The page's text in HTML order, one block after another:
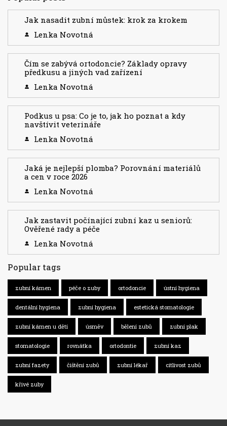
Jak nasadit zubní můstek: krok za krokem
Lenka Novotná
Čím se zabývá ortodoncie? Základy opravy
předkusu a jiných vad zařízení
Lenka Novotná
Podkus u psa: Co je to, jak ho poznat a kdy
navštívit veterináře
Lenka Novotná
Jaká je nejlepší plomba? Porovnání materiálů
a cen v roce 2026
Lenka Novotná
Jak zastavit počínající zubní kaz u seniorů:
Ověřené rady a péče
Lenka Novotná
Popular tags
zubní kámen péče o zuby ortodoncie ústní hygiena
dentální hygiena zubní hygiena estetická stomatologie
zubní kámen u dětí úsměv bělení zubů zubní plak
stomatologie rovnátka ortodontie zubní kaz
zubní fazety čištění zubů zubní lékař citlivost zubů
křivé zuby